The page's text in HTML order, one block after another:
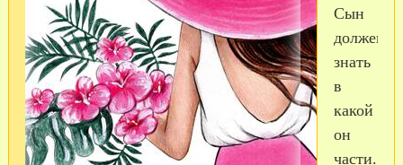
Сын
должен
знать
в
какой
он
части.